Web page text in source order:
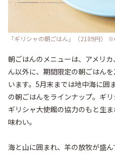
「ギリシャの朝ごはん」（2189円）
朝ごはんのメニューは、アメリ
ん以外に、期間限定の朝ごはん
います。5月末までは地中海に囲
の朝ごはんをラインナップ。ギ
ギリシャ大使館の協力のもと生
味わい。
海と山に囲まれ、羊の放牧が盛